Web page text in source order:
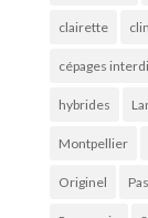
clairette
cépages
hybrides
Montpellier
Originel